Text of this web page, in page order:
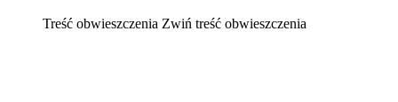
Treść obwieszczenia Zwiń treść obwieszczenia